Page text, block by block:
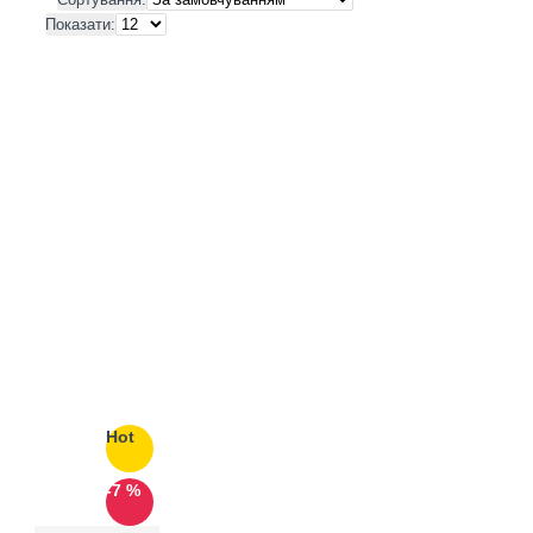
Показати:
Hot
-7 %